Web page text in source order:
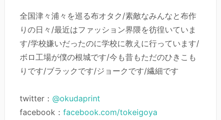
全国津々浦々を巡る布オタク/素敵なみんなと布作
りの日々/最近はファッション界隈を彷徨いていま
す/学校嫌いだったのに学校に教えに行っています/
ボロ工場が僕の根城です/今も昔もただのひきこも
りです/ブラックです/ジョークです/繊細です
twitter：@okudaprint
facebook：facebook.com/tokeigoya